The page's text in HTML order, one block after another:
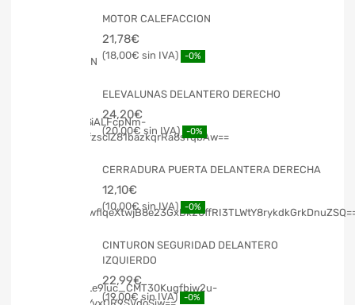
MOTOR CALEFACCION
21,78€
18,00€ -0%
ELEVALUNAS DELANTERO DERECHO
24,20€
20,00€ -0%
CERRADURA PUERTA DELANTERA DERECHA
12,10€
10,00€ -0%
CINTURON SEGURIDAD DELANTERO
IZQUIERDO
22,99€
19,00€ -0%